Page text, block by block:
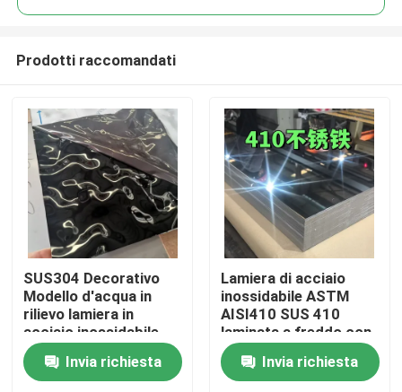
Casa.
Prodotti
Prodotti raccomandati
SUS304 Decorativo
Modello d'acqua in
rilievo lamiera in
acciaio inossidabile
per esterni
architettonici
Invia richiesta
Lamiera di acciaio
inossidabile ASTM
AISI410 SUS 410
laminata a freddo con
superficie lucidata BA
0,8 * 1220 * 2440
Invia richiesta